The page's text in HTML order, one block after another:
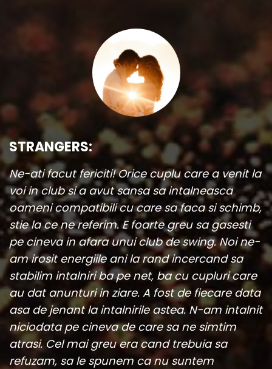
STRANGERS:
Ne-ati facut fericiti! Orice cuplu care a venit la
voi in club si a avut sansa sa intalneasca
oameni compatibili cu care sa faca si schimb,
stie la ce ne referim. E foarte greu sa gasesti
pe cineva in afara unui club de swing. Noi ne-
am irosit energiile ani la rand incercand sa
stabilim intalniri ba pe net, ba cu cupluri care
au dat anunturi in ziare. A fost de fiecare data
asa de jenant la intalnirile astea. N-am intalnit
niciodata pe cineva de care sa ne simtim
atrasi. Cel mai greu era cand trebuia sa
refuzam, sa le spunem ca nu suntem